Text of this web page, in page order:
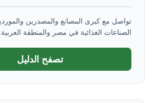
تواصل مع كبرى المصانع والمصدرين
الصناعات الغذائية في مصر والمنطقة العربية.
تصفح الدليل